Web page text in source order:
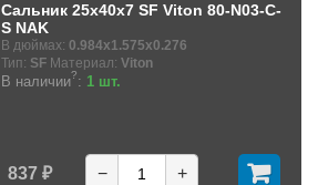
Сальник 25x40x7 SF Viton 80-N03-C-
S NAK
В дюймах: 0.984x1.575x0.276
Тип: SF Материал: Viton
В наличии?: 1 шт.
837 ₽ − +